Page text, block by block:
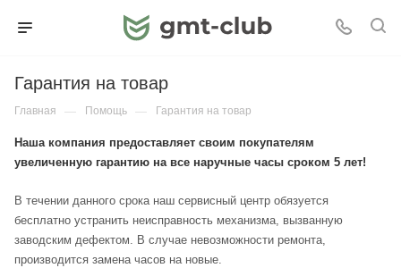
Гарантия на товар
Главная — Помощь — Гарантия на товар
Наша компания предоставляет своим покупателям
увеличенную гарантию на все наручные часы сроком 5 лет!
В течении данного срока наш сервисный центр обязуется
бесплатно устранить неисправность механизма, вызванную
заводским дефектом. В случае невозможности ремонта,
производится замена часов на новые.